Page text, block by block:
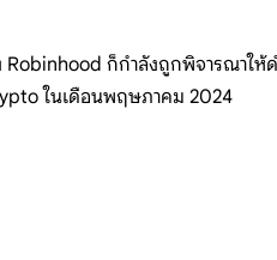
ก็กำลังถูกพิจารณาให้
ในเดือนพฤษภาคม 2024